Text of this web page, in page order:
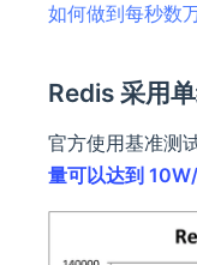
如何做到每秒数
Redis 采用
官方使用基准测
量可以达到